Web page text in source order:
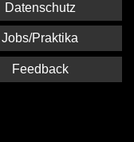
Datenschutz
Jobs/Praktika
Feedback